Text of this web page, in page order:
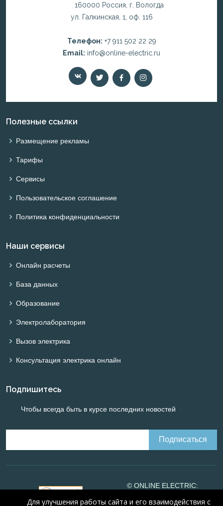
160000 Россия, г. Вологда
ул. Галкинская, 1, оф. 116
Телефон: +7 911 502 22 29
Email: info@online-electric.ru
Полезные ссылки
Размещение рекламы
Тарифы
Сервисы
Пользовательское соглашение
Политика конфиденциальности
Наши сервисы
Онлайн расчеты
База данных
Образование
Электролаборатория
Вызов электрика
Консультация электрика онлайн
Подпишитесь
Чтобы всегда быть в курсе последних новостей
© ONLINE ELECTRIC:
Для улучшения работы сайта и его взаимодействия с